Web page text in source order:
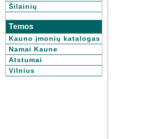
Šilainių
Temos
Kauno įmonių katalogas
Namai Kaune
Atstumai
Vilnius